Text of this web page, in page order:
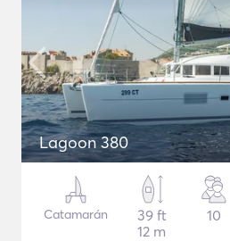
Lagoon 380
Catamarán
39 ft
12 m
10